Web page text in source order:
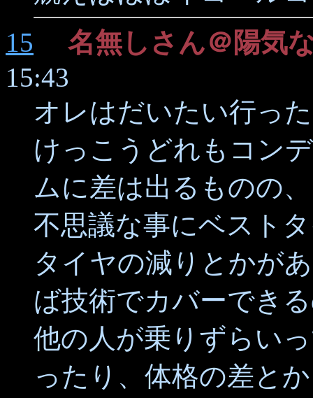
15
名無しさん＠陽気
15:43
オレはだいたい行っ
けっこうどれもコン
ムに差は出るものの、
不思議な事にベスト
タイヤの減りとかが
ば技術でカバーでき
他の人が乗りずらい
ったり、体格の差とか